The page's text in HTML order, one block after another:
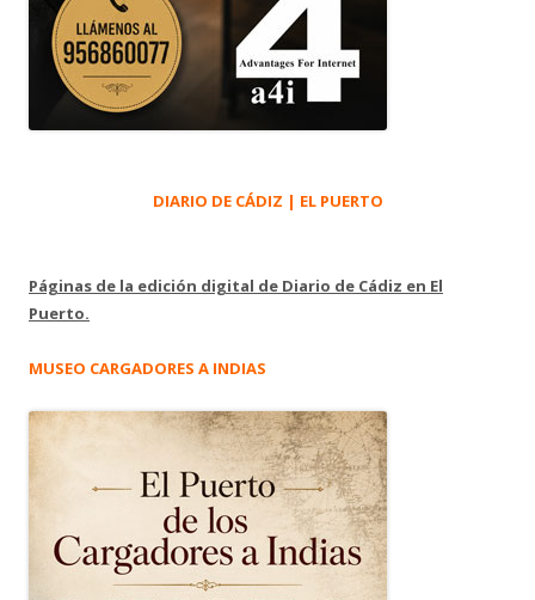
DIARIO DE CÁDIZ | EL PUERTO
Páginas de la edición digital de Diario de Cádiz en El
Puerto.
MUSEO CARGADORES A INDIAS